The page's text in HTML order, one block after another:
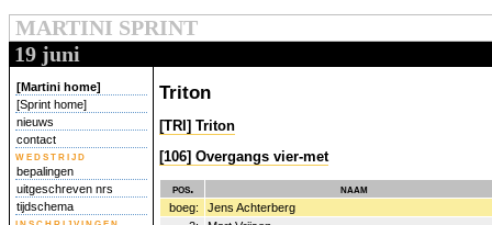
MARTINI SPRINT
19 juni
[Martini home]
[Sprint home]
nieuws
contact
wedstrijd
bepalingen
uitgeschreven nrs
tijdschema
Triton
[TRI] Triton
[106] Overgangs vier-met
pos. naam
boeg:
Jens Achterberg